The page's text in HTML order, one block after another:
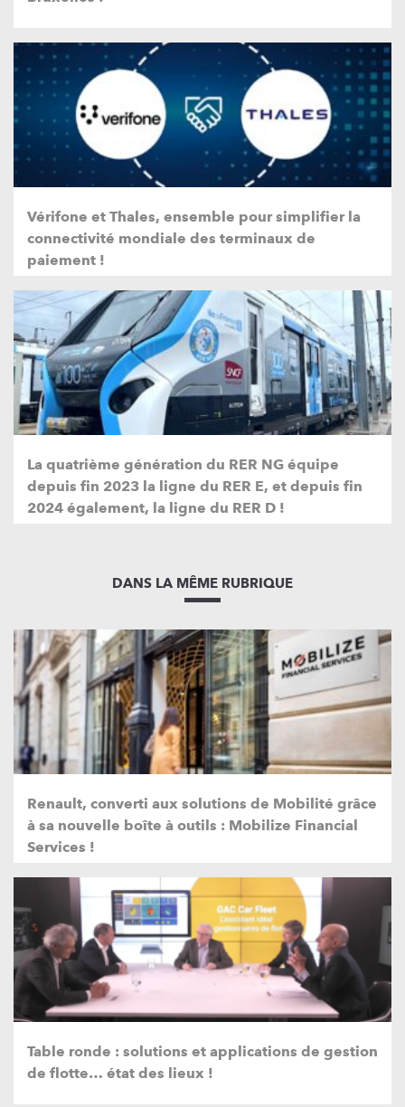
Vérifone et Thales, ensemble pour simplifier la
connectivité mondiale des terminaux de
paiement !
La quatrième génération du RER NG équipe
depuis fin 2023 la ligne du RER E, et depuis fin
2024 également, la ligne du RER D !
DANS LA MÊME RUBRIQUE
Renault, converti aux solutions de Mobilité grâce
à sa nouvelle boîte à outils : Mobilize Financial
Services !
Table ronde : solutions et applications de gestion
de flotte… état des lieux !